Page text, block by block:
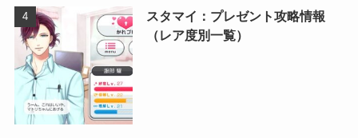
スタマイ：プレゼント攻略情報
（レア度別一覧）